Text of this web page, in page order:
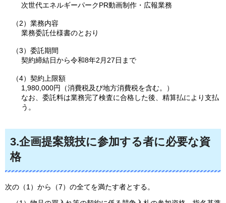
次世代エネルギーパークPR動画制作・広報業務
（2）業務内容
業務委託仕様書のとおり
（3）委託期間
契約締結日から令和8年2月27日まで
（4）契約上限額
1,980,000円（消費税及び地方消費税を含む。）
なお、委託料は業務完了検査に合格した後、精算払により支払
う。
3.企画提案競技に参加する者に必要な資
格
次の（1）から（7）の全てを満たす者とする。